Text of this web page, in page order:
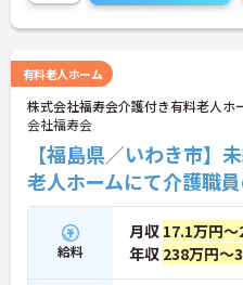
有料老人ホーム
株式会社福寿会介護付き有料老人ホ
会社福寿会
【福島県／いわき市】
老人ホームにて介護職
給料
月収 17.1万円
年収 238万円～